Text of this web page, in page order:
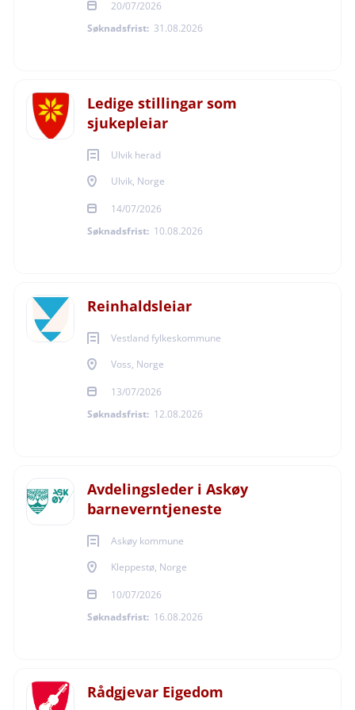
20/07/2026
Søknadsfrist: 31.08.2026
Ledige stillingar som
sjukepleiar
Ulvik herad
Ulvik, Norge
14/07/2026
Søknadsfrist: 10.08.2026
Reinhaldsleiar
Vestland fylkeskommune
Voss, Norge
13/07/2026
Søknadsfrist: 12.08.2026
Avdelingsleder i Askøy
barneverntjeneste
Askøy kommune
Kleppestø, Norge
10/07/2026
Søknadsfrist: 16.08.2026
Rådgjevar Eigedom